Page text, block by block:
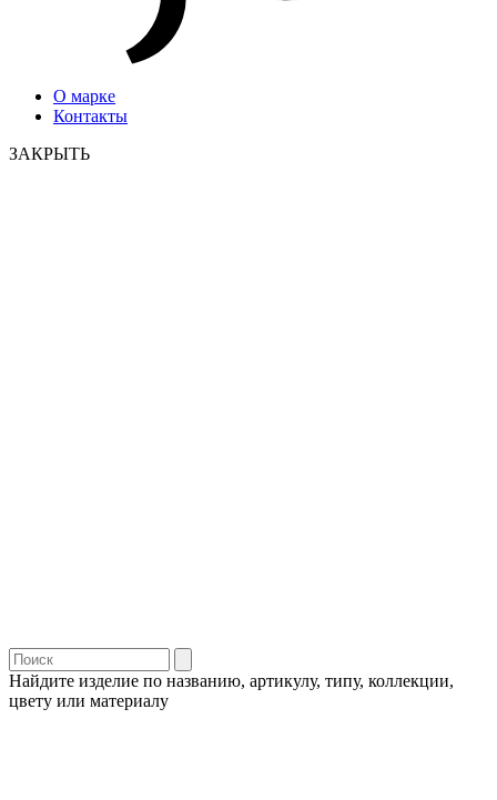
О марке
Контакты
ЗАКРЫТЬ
Найдите изделие по названию, артикулу, типу, коллекции,
цвету или материалу